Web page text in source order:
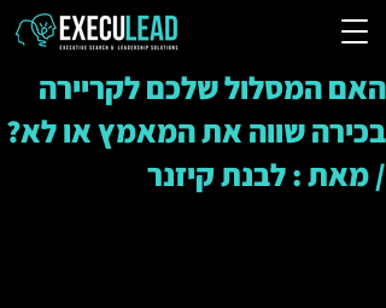
האם המסלול שלכם לקריירה
בכירה שווה את המאמץ או לא?
/ מאת : לבנת קיזנר